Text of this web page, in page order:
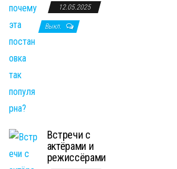
12.05.2025
Выкл.
Встречи с
актёрами и
режиссёрами